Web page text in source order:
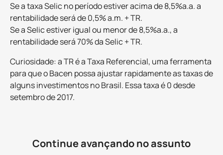
Se a taxa Selic no período estiver acima de 8,5%a.a. a
rentabilidade será de 0,5% a.m. + TR.
Se a Selic estiver igual ou menor de 8,5%a.a., a
rentabilidade será 70% da Selic + TR.
Curiosidade: a TR é a Taxa Referencial, uma ferramenta
para que o Bacen possa ajustar rapidamente as taxas de
alguns investimentos no Brasil. Essa taxa é 0 desde
setembro de 2017.
Continue avançando no assunto